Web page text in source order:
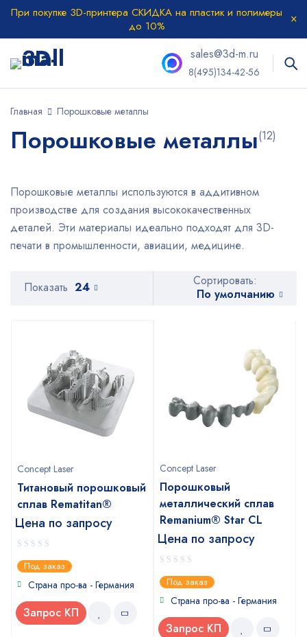
При покупке 3D-принтера СКИДКА на пластик и полимеры
до 10%
sales@3d-m.ru
8(495)134-42-56
Главная Порошковые металлы
Порошковые металлы(12)
Порошковые металлы используются в аддитивном
производстве для создания высококачественных
деталей. Эти материалы идеально подходят для 3D-
печати в промышленности, авиации, медицине.
Сортировать:
По умолчанию
Показать 24
Concept Laser
Титановый порошковый
сплав Rematitan®
Цена по запросу
0
out
of
Под заказ
Страна про-ва - Германия
Запрос КП
Concept Laser
Порошковый
металлический сплав
Remanium® Star CL
Цена по запросу
0
out
of
Под заказ
Страна про-ва - Германия
Запрос КП